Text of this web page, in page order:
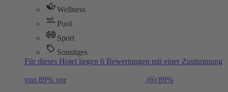
Wellness
Pool
Sport
Sonstiges
Für dieses Hotel liegen 6 Bewertungen mit einer Zustimmung
von 89% vor (6) 89%